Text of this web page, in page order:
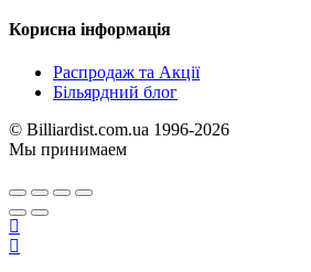
Корисна інформація
Распродаж та Акції
Більярдний блог
© Billiardist.com.ua 1996-2026
Мы принимаем